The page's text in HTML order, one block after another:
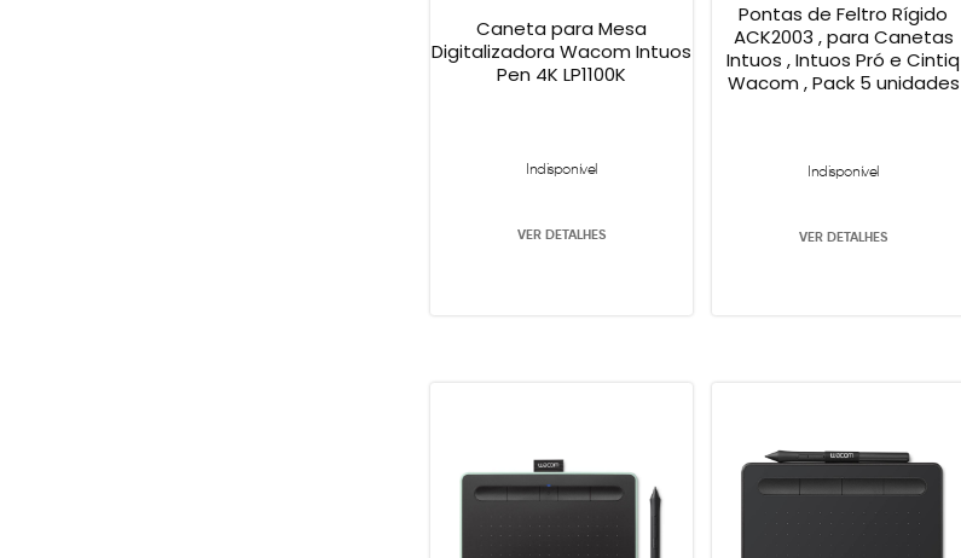
Caneta para Mesa
Digitalizadora Wacom Intuos
Pen 4K LP1100K
Indisponível
VER DETALHES
Pontas de Feltro Rígido
ACK2003 , para Canetas
Intuos , Intuos Pró e Cintiq
Wacom , Pack 5 unidades
Indisponível
VER DETALHES